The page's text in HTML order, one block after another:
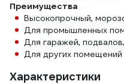
Преимущества
Высокопрочный,
Для промышленных
Для гаражей,
Для других
Характеристики